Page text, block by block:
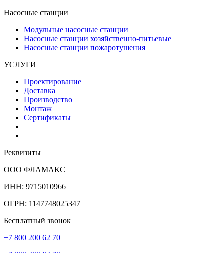
Насосные станции
Модульные насосные станции
Насосные станции хозяйственно-питьевые
Насосные станции пожаротушения
УСЛУГИ
Проектирование
Доставка
Производство
Монтаж
Сертификаты
Реквизиты
ООО ФЛАМАКС
ИНН: 9715010966
ОГРН: 1147748025347
Бесплатный звонок
+7 800 200 62 70